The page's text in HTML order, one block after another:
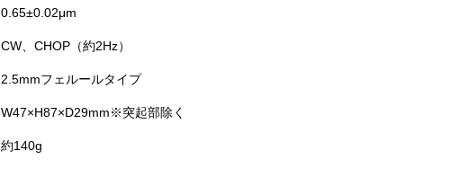
0.65±0.02μm
CW、CHOP（約2Hz）
2.5mmフェルールタイプ
W47×H87×D29mm※突起部除く
約140g